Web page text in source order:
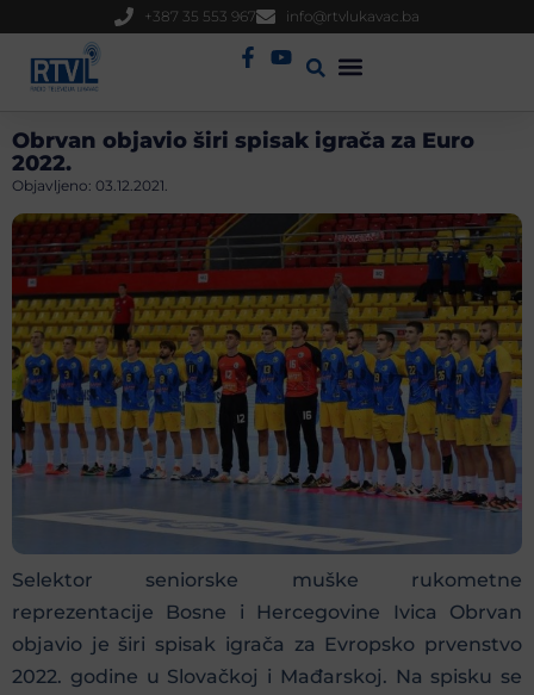
+387 35 553 967 info@rtvlukavac.ba
Obrvan objavio širi spisak igrača za Euro
2022.
Objavljeno: 03.12.2021.
Selektor seniorske muške rukometne
reprezentacije Bosne i Hercegovine Ivica Obrvan
objavio je širi spisak igrača za Evropsko prvenstvo
2022. godine u Slovačkoj i Mađarskoj. Na spisku se